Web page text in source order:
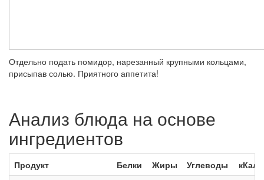
Отдельно подать помидор, нарезанный крупными кольцами,
присыпав солью. Приятного аппетита!
Анализ блюда на основе
ингредиентов
Продукт Белки Жиры Углеводы
кКал